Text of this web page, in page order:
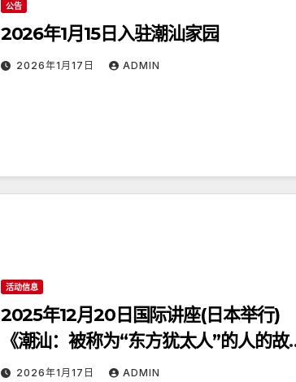
公告
2026年1月15日入驻潮汕家园
2026年1月17日 ADMIN
活动信息
2025年12月20日国际讲座(日本举行)
《潮汕：被称为“东方犹太人”的人的故
乡》2026年1月17日 ADMIN